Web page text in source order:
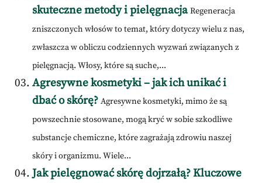
skuteczne metody i pielęgnacja Regeneracja
zniszczonych włosów to temat, który dotyczy wielu z nas,
zwłaszcza w obliczu codziennych wyzwań związanych z
pielęgnacją. Włosy, które są suche,...
Agresywne kosmetyki – jak ich unikać i
dbać o skórę? Agresywne kosmetyki, mimo że są
powszechnie stosowane, mogą kryć w sobie szkodliwe
substancje chemiczne, które zagrażają zdrowiu naszej
skóry i organizmu. Wiele...
Jak pielęgnować skórę dojrzałą? Kluczowe